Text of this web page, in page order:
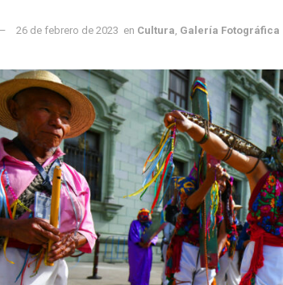
26 de febrero de 2023 en Cultura Galería Fotográfica